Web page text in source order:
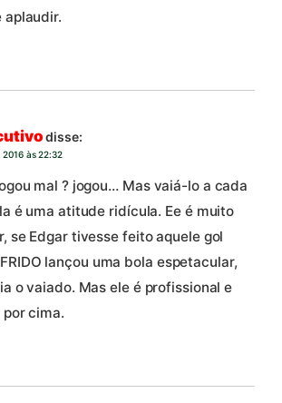
aplaudir.
disse:
às 22:32
mal ? jogou… Mas vaiá-lo a cada
é uma atitude ridícula. Ee é muito
se Edgar tivesse feito aquele gol
lançou uma bola espetacular,
o vaiado. Mas ele é profissional e
cima.